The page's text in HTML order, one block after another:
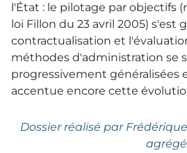
l'État : le pilotage par objectifs
loi Fillon du 23 avril 2005) s'est
contractualisation et
méthodes d'administration se
progressivement généralisées
accentue encore cette
Dossier réalisé par